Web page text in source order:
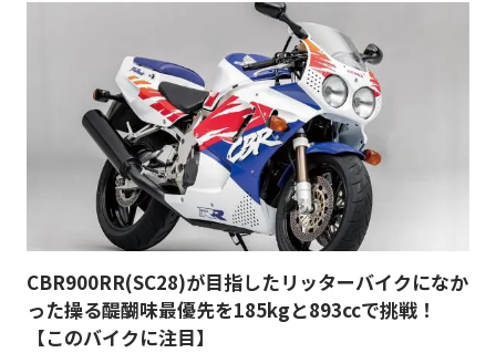
CBR900RR(SC28)が目指したリッターバイクになか
った操る醍醐味最優先を185kgと893ccで挑戦！
【このバイクに注目】